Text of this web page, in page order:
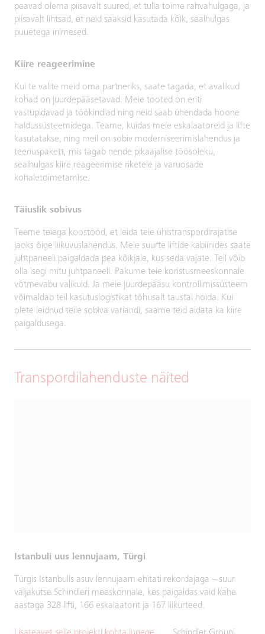
peavad olema piisavalt suured, et tulla toime rahvahulgaga, ja
piisavalt lihtsad, et neid saaksid kasutada kõik, sealhulgas
puuetega inimesed.
Kiire reageerimine
Kui te valite meid oma partneriks, saate tagada, et avalikud
kohad on juurdepääsetavad. Meie tooted on eriti
vastupidavad ja töökindlad ning neid saab ühendada hoone
haldussüsteemidega. Teame, kuidas meie eskalaatoreid ja lifte
kasutatakse, ning meil on sobiv moderniseerimislahendus ja
teenuspakett, mis tagab nende pikaajalise töösoleku,
sealhulgas kiire reageerimise riketele ja varuosade
kohaletoimetamise.
Täiuslik sobivus
Teeme teiega koostööd, et leida teie ühistranspordirajatise
jaoks õige liikuvuslahendus. Meie suurte liftide kabiinides saate
juhtpaneeli paigaldada pea kõikjale, kus seda vajate. Teil võib
olla isegi mitu juhtpaneeli. Pakume teie koristusmeeskonnale
võtmevabu valikuid. Ja meie juurdepääsu kontrollimissüsteem
võimaldab teil kasutuslogistikat tõhusalt taustal hoida. Kui
olete leidnud teile sobiva variandi, saame teid aidata ka kiire
paigaldusega.
Transpordilahenduste näited
Istanbuli uus lennujaam, Türgi
Türgis Istanbulis asuv lennujaam ehitati rekordajaga – suur
väljakutse Schindleri meeskonnale, kes paigaldas vaid kahe
aastaga 328 lifti, 166 eskalaatorit ja 167 liikurteed.